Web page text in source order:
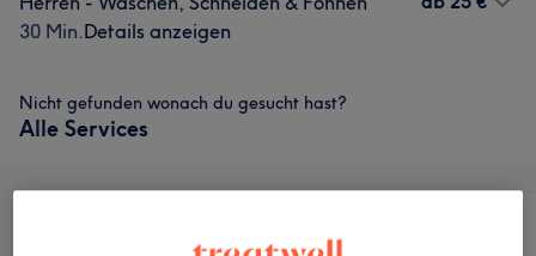
30 Min.Details anzeigen
Nicht gefunden wonach du gesucht hast?
Alle Services